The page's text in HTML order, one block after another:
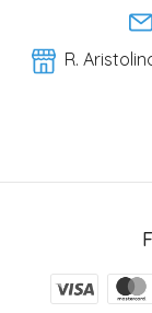
R.